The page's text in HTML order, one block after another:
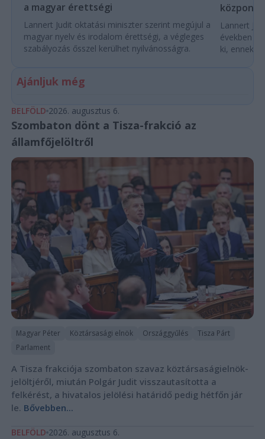
a magyar érettségi
Lannert Judit oktatási miniszter szerint megújul a
magyar nyelv és irodalom érettségi, a végleges
szabályozás ősszel kerülhet nyilvánosságra.
Lannert
években
ki, ennek
Ajánljuk még
BELFÖLD 2026. augusztus 6.
Szombaton dönt a Tisza-frakció az
államfőjelöltről
Magyar Péter Köztársasági elnök Országgyűlés
Tisza Párt
Parlament
A Tisza frakciója szombaton szavaz köztársaságielnök-
jelöltjéről, miután Polgár Judit visszautasította a
felkérést, a hivatalos jelölési határidő pedig hétfőn jár
le. Bővebben...
BELFÖLD 2026. augusztus 6.